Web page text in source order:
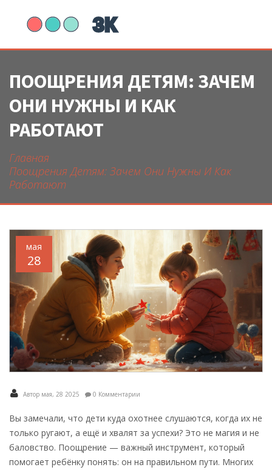
ПООЩРЕНИЯ ДЕТЯМ: ЗАЧЕМ
ОНИ НУЖНЫ И КАК
РАБОТАЮТ
Главная
Поощрения Детям: Зачем Они Нужны И Как
Работают
мая
28
Автор мая, 28 2025 0 Комментарии
Вы замечали, что дети куда охотнее слушаются, когда их не
только ругают, а ещё и хвалят за успехи? Это не магия и не
баловство. Поощрение — важный инструмент, который
помогает ребёнку понять: он на правильном пути. Многих